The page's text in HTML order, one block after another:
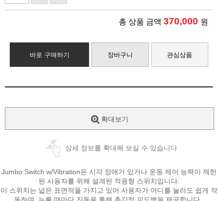
총 상품 금액 370,000 원
바로 구매하기 장바구니 관심상품
확대보기
상세 정보를 확대해 보실 수 있습니다
Jumbo Switch w/Vibration은 시각 장애가 있거나 운동 제어 능력이 제한
된 사용자를 위해 설계된 적응형 스위치입니다.
이 스위치는 넓은 표면적을 가지고 있어 사용자가 어디를 눌러도 쉽게 작